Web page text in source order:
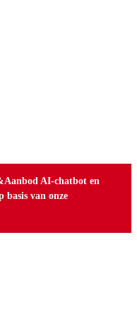
AI-chatbot en
van onze